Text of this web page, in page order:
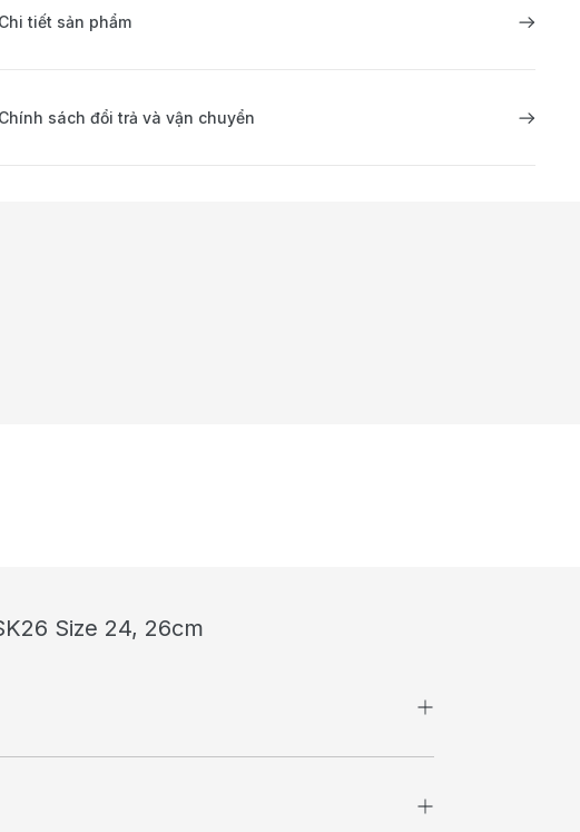
Chi tiết sản phẩm
Chính sách đổi trả và vận chuyển
Size 24, 26cm